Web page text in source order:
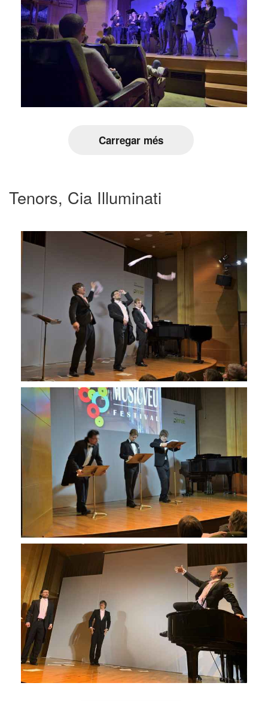
Carregar més
Tenors, Cia Illuminati